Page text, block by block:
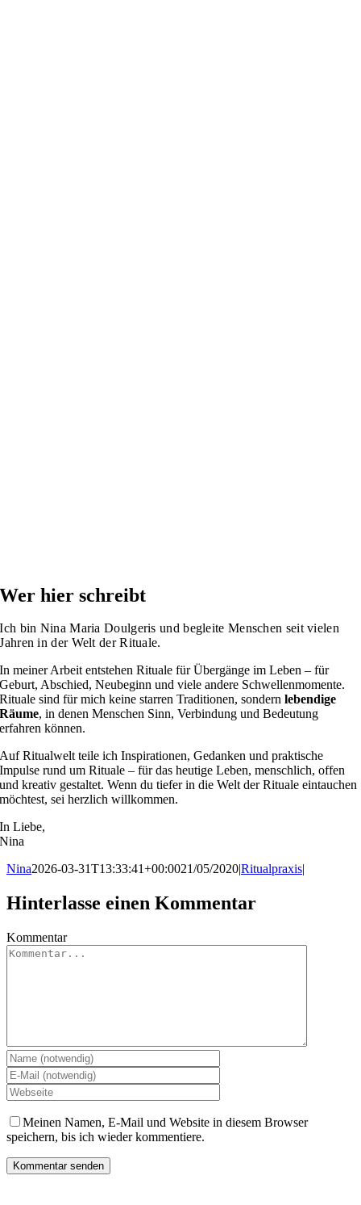
Wer hier schreibt
Ich bin Nina Maria Doulgeris und begleite Menschen seit vielen
Jahren in der Welt der Rituale.
In meiner Arbeit entstehen Rituale für Übergänge im Leben – für
Geburt, Abschied, Neubeginn und viele andere Schwellenmomente.
Rituale sind für mich keine starren Traditionen, sondernlebendige
Räume, in denen Menschen Sinn, Verbindung und Bedeutung
erfahren können.
Auf Ritualwelt teile ich Inspirationen, Gedanken und praktische
Impulse rund um Rituale – für das heutige Leben, menschlich, offen
und kreativ gestaltet. Wenn du tiefer in die Welt der Rituale eintauchen
möchtest, sei herzlich willkommen.
In Liebe,
Nina
Nina2026-03-31T13:33:41+00:0021/05/2020|Ritualpraxis|
Hinterlasse einen Kommentar
Kommentar
Meinen Namen, E-Mail und Website in diesem Browser
speichern, bis ich wieder kommentiere.